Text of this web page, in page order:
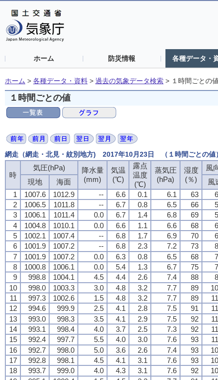
ホーム 防災情報 各種データ・
ホーム > 各種データ・資料 > 過去の気象データ検索 > １時間ごとの
１時間ごとの値
網走（網走・北見・紋別地方) 2017年10月23日 （１時間ごとの値
時
気圧(hPa)
降水量
(mm)
気温
(℃)
露点
温度
(℃)
蒸気圧
(hPa)
湿度
(％)
風
現地
海面
風
1
1007.6 1012.9 -- 6.6 0.1 6.1 63
2
1006.5 1011.8 -- 6.7 0.8 6.5 66
3
1006.1 1011.4 0.0 6.7 1.4 6.8 69
4
1004.8 1010.1 0.0 6.6 1.1 6.6 68
5
1002.1 1007.4 -- 6.8 1.7 6.9 70
6
1001.9 1007.2 -- 6.8 2.3 7.2 73
7
1001.9 1007.2 0.0 6.3 0.8 6.5 68
8
1000.8 1006.1 0.0 5.4 1.3 6.7 75
9
998.8 1004.1 4.5 4.4 2.6 7.4 88
10
998.0 1003.3 3.0 4.8 3.2 7.7 89
11
997.3 1002.6 1.5 4.8 3.2 7.7 89
12
994.6 999.9 2.5 4.1 2.8 7.5 91
13
993.0 998.3 3.5 4.1 2.9 7.5 92
14
993.1 998.4 4.0 3.7 2.5 7.3 92
15
992.4 997.7 5.5 4.0 3.0 7.6 93
16
992.7 998.0 5.0 3.6 2.6 7.4 93
17
992.8 998.1 4.5 4.1 3.1 7.6 93
18
993.7 999.0 4.0 4.3 3.1 7.6 92